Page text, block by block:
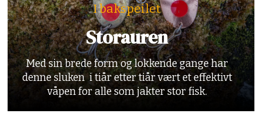
I bakspeilet
Storauren
Med sin brede form og lokkende gange har
denne sluken i tiår etter tiår vært et effektivt
våpen for alle som jakter stor fisk.